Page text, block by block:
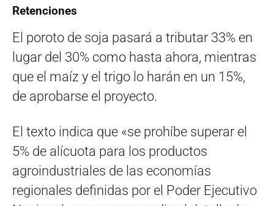
Retenciones
El poroto de soja pasará a tributar 33% en
lugar del 30% como hasta ahora, mientras
que el maíz y el trigo lo harán en un 15%,
de aprobarse el proyecto.
El texto indica que «se prohíbe superar el
5% de alícuota para los productos
agroindustriales de las economías
regionales definidas por el Poder Ejecutivo